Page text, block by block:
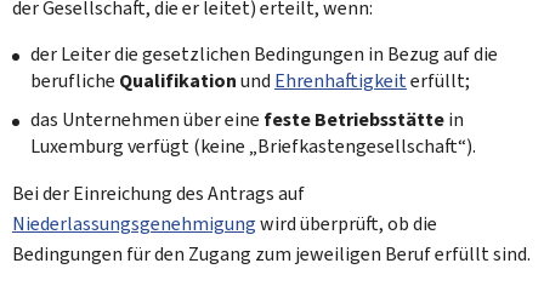
der Gesellschaft, die er leitet) erteilt, wenn:
der Leiter die gesetzlichen Bedingungen in Bezug auf die
berufliche Qualifikationund Ehrenhaftigkeiterfüllt;
das Unternehmen über eine feste Betriebsstättein
Luxemburg verfügt (keine „Briefkastengesellschaft“).
Bei der Einreichung des Antrags auf
Niederlassungsgenehmigungwird überprüft, ob die
Bedingungen für den Zugang zum jeweiligen Beruf erfüllt sind.